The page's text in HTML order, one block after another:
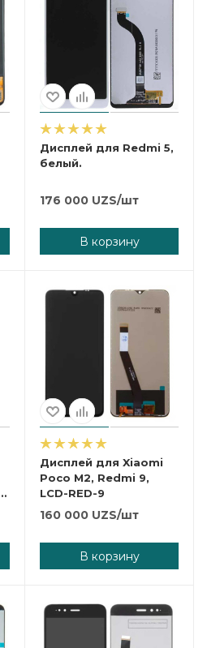
Дисплей для Redmi 5,
белый.
176 000 UZS/шт
В корзину
Дисплей для Xiaomi
Poco M2, Redmi 9,
LCD-RED-9
160 000 UZS/шт
В корзину